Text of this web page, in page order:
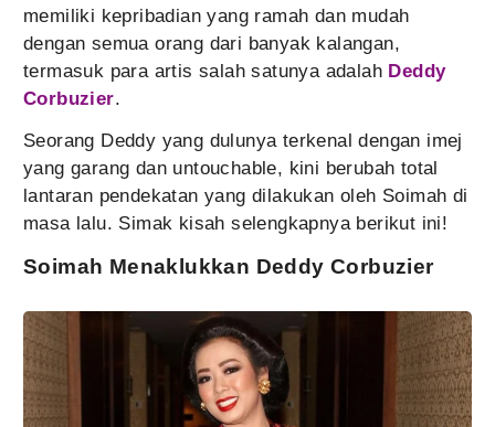
memiliki kepribadian yang ramah dan mudah
dengan semua orang dari banyak kalangan,
termasuk para artis salah satunya adalah Deddy
Corbuzier.
Seorang Deddy yang dulunya terkenal dengan imej
yang garang dan untouchable, kini berubah total
lantaran pendekatan yang dilakukan oleh Soimah di
masa lalu. Simak kisah selengkapnya berikut ini!
Soimah Menaklukkan Deddy Corbuzier